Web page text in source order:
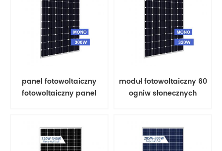
panel fotowoltaiczny
fotowoltaiczny panel
moduł fotowoltaiczny 60
ogniw słonecznych